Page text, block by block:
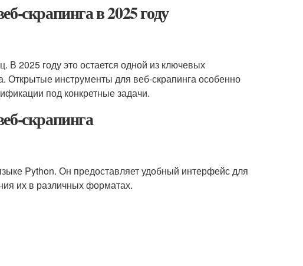
скрапинга в 2025 году
В 2025 году это остается одной из ключевых
Открытые инструменты для веб-скрапинга особенно
под конкретные задачи.
скрапинга
Python. Он предоставляет удобный интерфейс для
их в различных форматах.